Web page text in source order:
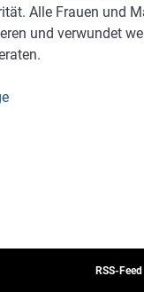
Alle Frauen und
und verwundet
RSS-Feed